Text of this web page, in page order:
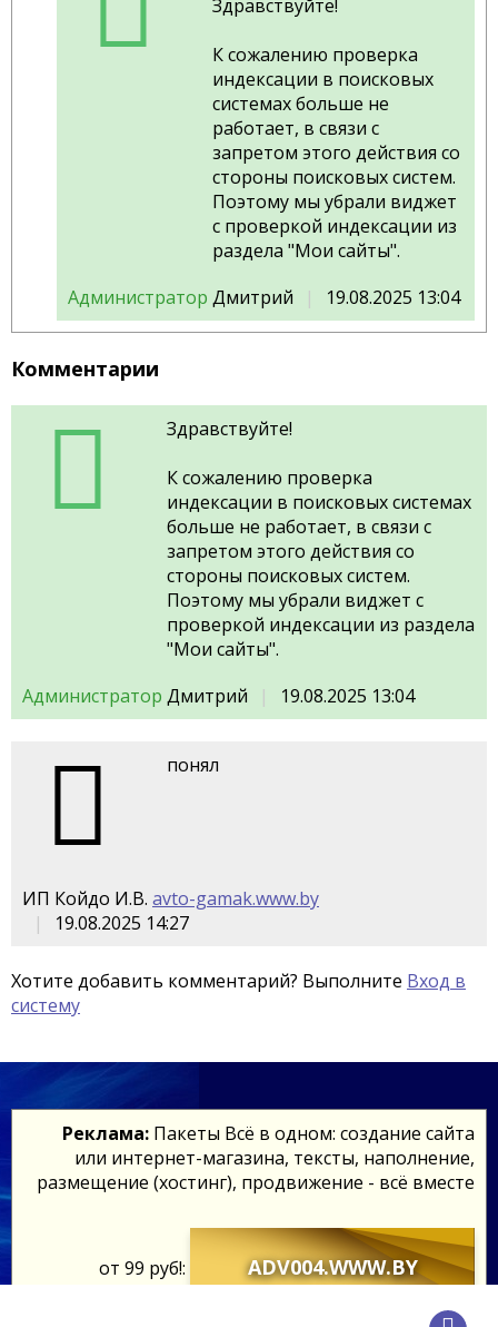
Здравствуйте!
К сожалению проверка
индексации в поисковых
системах больше не
работает, в связи с
запретом этого действия со
стороны поисковых систем.
Поэтому мы убрали виджет
с проверкой индексации из
раздела "Мои сайты".
Администратор Дмитрий 19.08.2025 13:04
Комментарии
Здравствуйте!
К сожалению проверка
индексации в поисковых системах
больше не работает, в связи с
запретом этого действия со
стороны поисковых систем.
Поэтому мы убрали виджет с
проверкой индексации из раздела
"Мои сайты".
Администратор Дмитрий 19.08.2025 13:04
понял
ИП Койдо И.В. avto-gamak.www.by
19.08.2025 14:27
Хотите добавить комментарий? Выполните Вход в
систему
Реклама: Пакеты Всё в одном: создание сайта
или интернет-магазина, тексты, наполнение,
размещение (хостинг), продвижение - всё вместе
от 99 руб!: ADV004.WWW.BY